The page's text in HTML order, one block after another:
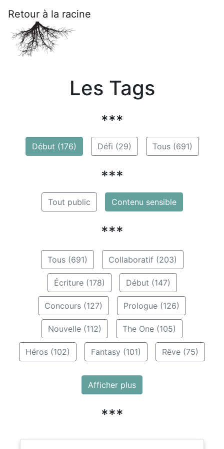
Retour à la racine
Les Tags
***
Début (176) Défi (29) Tous (691)
***
Tout public Contenu sensible
***
Tous (691) Collaboratif (203)
Écriture (178) Début (147)
Concours (127) Prologue (126)
Nouvelle (112) The One (105)
Héros (102) Fantasy (101) Rêve (75)
Afficher plus
***